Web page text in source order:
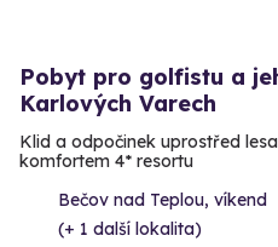
Pobyt pro golfistu a
Karlových Varech
Klid a odpočinek uprostřed
komfortem 4* resortu
Bečov nad Teplou, víkend
(+ 1 další lokalita)